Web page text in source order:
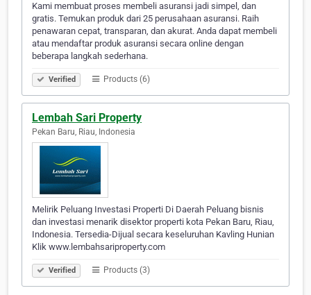
Kami membuat proses membeli asuransi jadi simpel, dan
gratis. Temukan produk dari 25 perusahaan asuransi. Raih
penawaran cepat, transparan, dan akurat. Anda dapat membeli
atau mendaftar produk asuransi secara online dengan
beberapa langkah sederhana.
Verified Products (6)
Lembah Sari Property
Pekan Baru, Riau, Indonesia
Melirik Peluang Investasi Properti Di Daerah Peluang bisnis
dan investasi menarik disektor properti kota Pekan Baru, Riau,
Indonesia. Tersedia-Dijual secara keseluruhan Kavling Hunian
Klik www.lembahsariproperty.com
Verified Products (3)